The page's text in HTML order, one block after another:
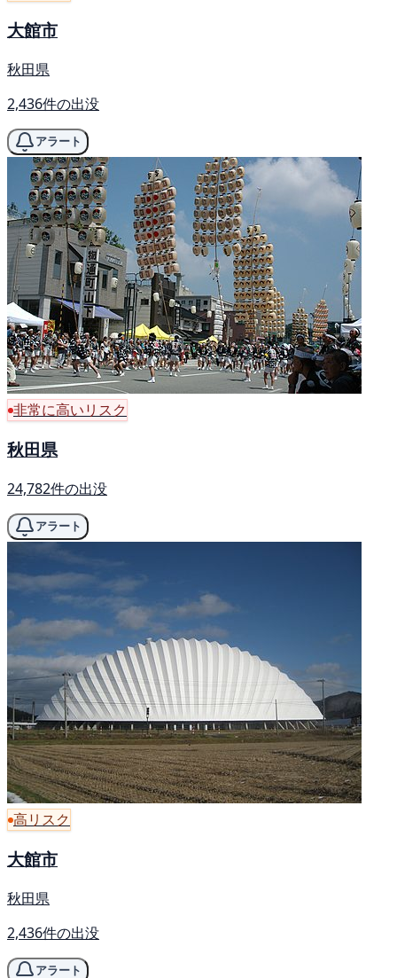
大館市
秋田県
2,436件の出没
アラート
非常に高いリスク
秋田県
24,782件の出没
アラート
高リスク
大館市
秋田県
2,436件の出没
アラート